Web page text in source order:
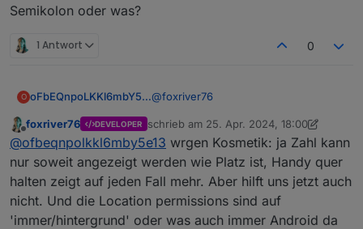
Semikolon oder was?
1 Antwort 0
O oFbEQnpoLKKl6mbY5e13@foxriver76
Nein, ich habe die App schon
mehrfach sogar gestoppt, es gibt
keine Fehlermeldung. Übrigens gibt
es inzwischen auch keine
Fehlermeldung bzgl. ungültiger Lizenz
mehr, wenn ich auf Pro Cloud
umstelle.
Bevor ich jetzt einen Screenshot
erstelle, du meinst Latitude und
Longitude?
Edit:
Offline
foxriver76 DEVELOPER schrieb am 25. Apr. 2024, 18:00
zuletzt editiert von foxriver76
@ofbeqnpolkkl6mby5e13 wrgen Kosmetik: ja Zahl kann
nur soweit angezeigt werden wie Platz ist, Handy quer
halten zeigt auf jeden Fall mehr. Aber hilft uns jetzt auch
nicht. Und die Location permissions sind auf
'immer/hintergrund' oder was auch immer Android da